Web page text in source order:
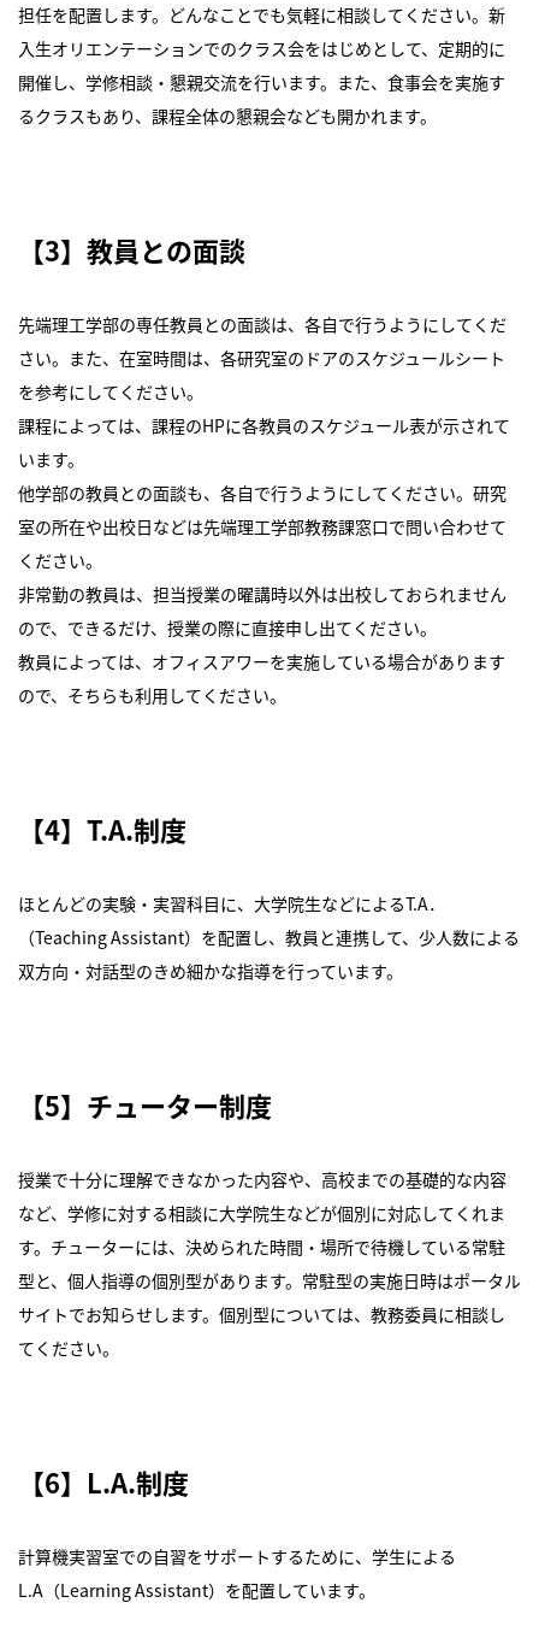
担任を配置します。どんなことでも気軽に相談してください。新
入生オリエンテーションでのクラス会をはじめとして、定期的に
開催し、学修相談・懇親交流を行います。また、食事会を実施す
るクラスもあり、課程全体の懇親会なども開かれます。
【3】教員との面談
先端理工学部の専任教員との面談は、各自で行うようにしてくだ
さい。また、在室時間は、各研究室のドアのスケジュールシート
を参考にしてください。
課程によっては、課程のHPに各教員のスケジュール表が示されて
います。
他学部の教員との面談も、各自で行うようにしてください。研究
室の所在や出校日などは先端理工学部教務課窓口で問い合わせて
ください。
非常勤の教員は、担当授業の曜講時以外は出校しておられません
ので、できるだけ、授業の際に直接申し出てください。
教員によっては、オフィスアワーを実施している場合があります
ので、そちらも利用してください。
【4】T.A.制度
ほとんどの実験・実習科目に、大学院生などによるT.A．
（Teaching Assistant）を配置し、教員と連携して、少人数による
双方向・対話型のきめ細かな指導を行っています。
【5】チューター制度
授業で十分に理解できなかった内容や、高校までの基礎的な内容
など、学修に対する相談に大学院生などが個別に対応してくれま
す。チューターには、決められた時間・場所で待機している常駐
型と、個人指導の個別型があります。常駐型の実施日時はポータル
サイトでお知らせします。個別型については、教務委員に相談し
てください。
【6】L.A.制度
計算機実習室での自習をサポートするために、学生による
L.A（Learning Assistant）を配置しています。